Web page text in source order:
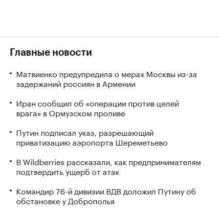
Главные новости
Матвиенко предупредила о мерах Москвы из-за
задержаний россиян в Армении
Иран сообщил об «операции против целей
врага» в Ормузском проливе
Путин подписал указ, разрешающий
приватизацию аэропорта Шереметьево
В Wildberries рассказали, как предпринимателям
подтвердить ущерб от атак
Командир 76-й дивизии ВДВ доложил Путину об
обстановке у Доброполья